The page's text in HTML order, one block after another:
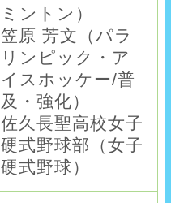
ミントン）
笠原 芳文（パラ
リンピック・ア
イスホッケー/普
及・強化）
佐久長聖高校女子
硬式野球部（女子
硬式野球）